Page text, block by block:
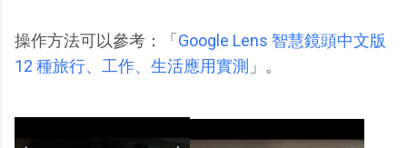
操作方法可以參考：「Google Lens 智慧鏡頭中文版
12 種旅行、工作、生活應用實測 」。